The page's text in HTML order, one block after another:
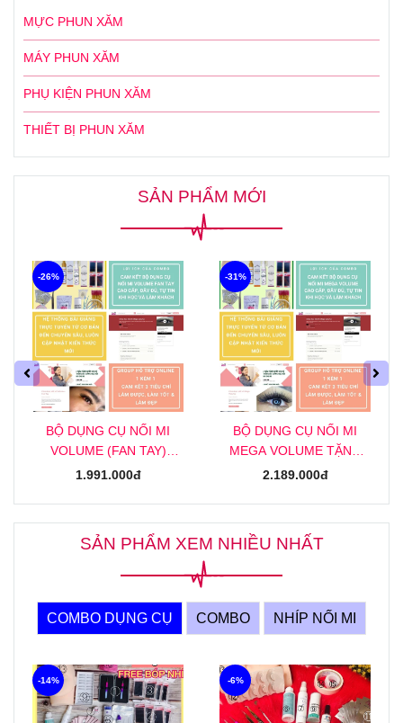
MỰC PHUN XĂM
MÁY PHUN XĂM
PHỤ KIỆN PHUN XĂM
THIẾT BỊ PHUN XĂM
SẢN PHẨM MỚI
BỘ DỤNG CỤ NỐI MI
VOLUME (FAN TAY)
TẶNG KHOÁ HỌC NỐI MI
1.991.000đ
-26%
BỘ DỤNG CỤ NỐI MI
MEGA VOLUME TẶNG
KHOÁ HỌC NỐI MI MEGA
2.189.000đ
-31%
SẢN PHẨM XEM NHIỀU NHẤT
COMBO DỤNG CỤ COMBO NHÍP NỐI MI
-14% -6%